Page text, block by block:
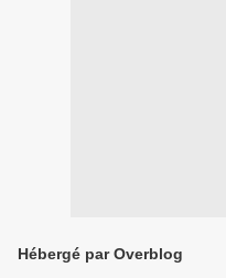
Hébergé par Overblog